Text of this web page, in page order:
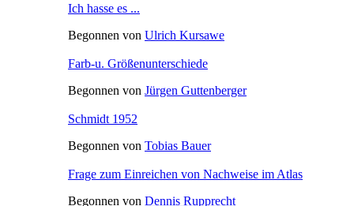
Ich hasse es ...
Begonnen von Ulrich Kursawe
Farb-u. Größenunterschiede
Begonnen von Jürgen Guttenberger
Schmidt 1952
Begonnen von Tobias Bauer
Frage zum Einreichen von Nachweise im Atlas
Begonnen von Dennis Rupprecht